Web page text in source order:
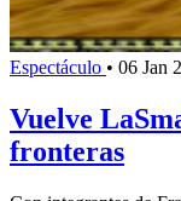
Espectáculo • 06 Jan
Vuelve
fronteras